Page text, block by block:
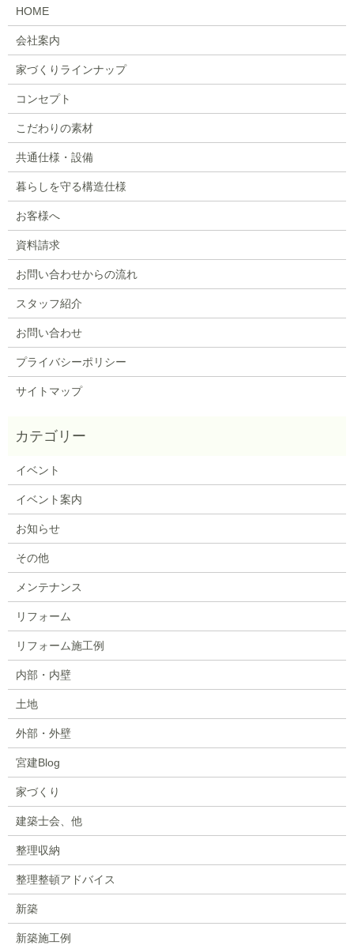
HOME
会社案内
家づくりラインナップ
コンセプト
こだわりの素材
共通仕様・設備
暮らしを守る構造仕様
お客様へ
資料請求
お問い合わせからの流れ
スタッフ紹介
お問い合わせ
プライバシーポリシー
サイトマップ
イベント
イベント案内
お知らせ
その他
メンテナンス
リフォーム
リフォーム施工例
内部・内壁
土地
外部・外壁
宮建Blog
家づくり
建築士会、他
整理収納
整理整頓アドバイス
新築
新築施工例